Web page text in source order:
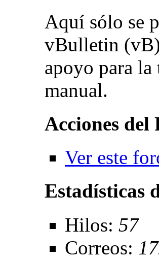
Aquí sólo se
vBulletin
apoyo para
manual.
Acciones del
Ver este
Estadísticas
Hilos: 57
Correos: